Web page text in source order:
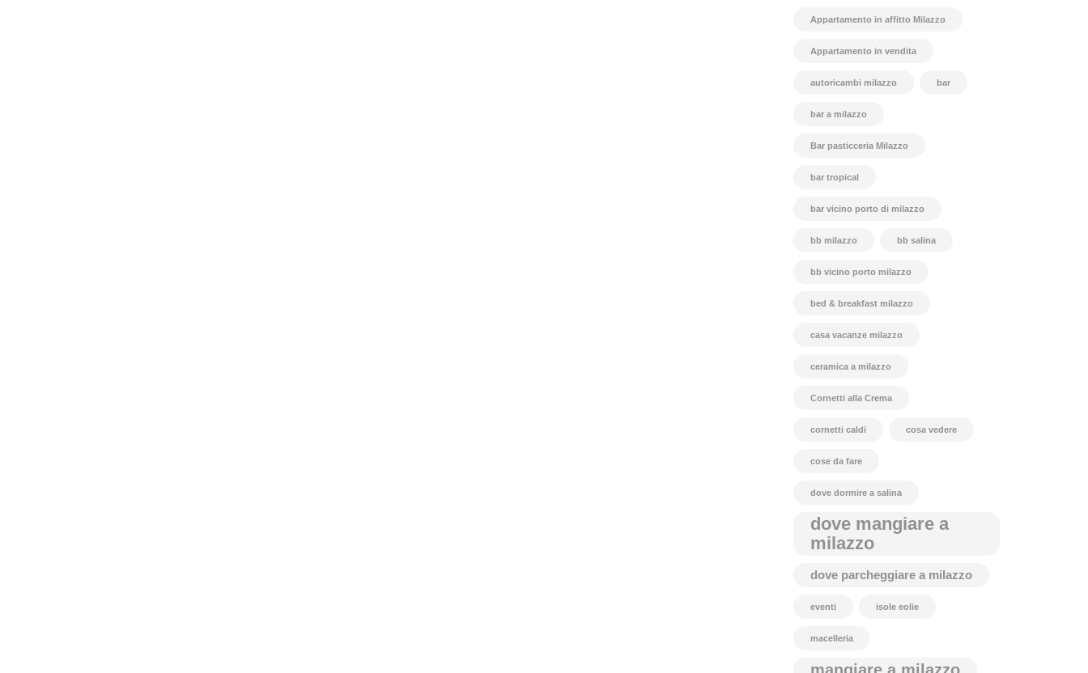
Appartamento in affitto Milazzo
Appartamento in vendita
autoricambi milazzo bar
bar a milazzo
Bar pasticceria Milazzo
bar tropical
bar vicino porto di milazzo
bb milazzo bb salina
bb vicino porto milazzo
bed & breakfast milazzo
casa vacanze milazzo
ceramica a milazzo
Cornetti alla Crema
cornetti caldi cosa vedere
cose da fare
dove dormire a salina
dove mangiare a
milazzo
dove parcheggiare a milazzo
eventi isole eolie
macelleria